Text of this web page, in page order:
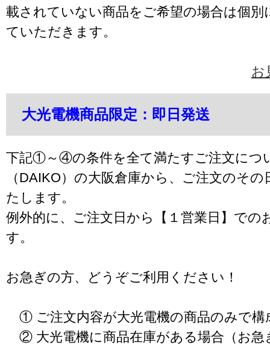
載されていない商品をご希望の場合は個別
ていただきます。
お
大光電機商品限定：即日発送
下記①～④の条件を全て満たすご注文につ
（DAIKO）の大阪倉庫から、ご注文のそ
たします。
例外的に、ご注文日から【１営業日】での
す。
お急ぎの方、どうぞご利用ください！
① ご注文内容が大光電機の商品のみで構
② 大光電機に商品在庫がある場合（お急